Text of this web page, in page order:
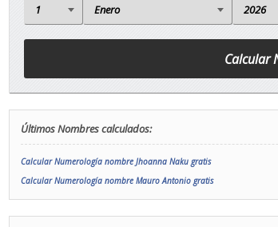
Últimos Nombres calculados:
Calcular Numerología nombre Jhoanna Naku gratis
Calcular Numerología nombre Mauro Antonio gratis